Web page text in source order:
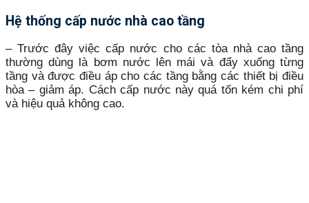
Hệ thống cấp nước nhà cao tầng
– Trước đây việc cấp nước cho các tòa nhà cao tầng
thường dùng là bơm nước lên mái và đẩy xuống từng
tầng và được điều áp cho các tầng bằng các thiết bị điều
hòa – giảm áp. Cách cấp nước này quá tốn kém chi phí
và hiệu quả không cao.